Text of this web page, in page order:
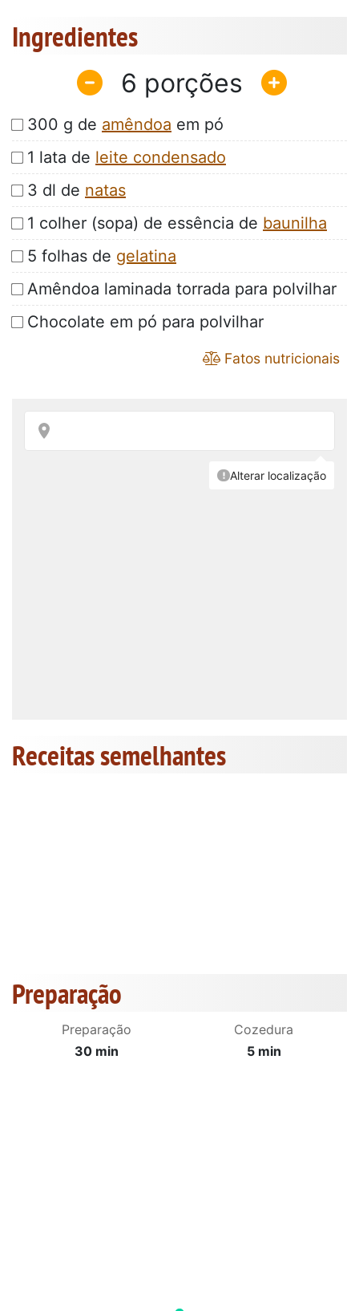
Ingredientes
6
300 g de amêndoa em pó
1 lata de leite condensado
3 dl de natas
1 colher (sopa) de essência de baunilha
5 folhas de gelatina
Amêndoa laminada torrada para polvilhar
Chocolate em pó para polvilhar
Fatos nutricionais
Receitas semelhantes
Preparação
Preparação
30 min
Cozedura
5 min